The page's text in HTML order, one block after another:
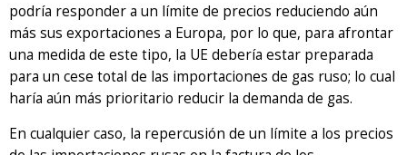
podría responder a un límite de precios reduciendo aún
más sus exportaciones a Europa, por lo que, para afrontar
una medida de este tipo, la UE debería estar preparada
para un cese total de las importaciones de gas ruso; lo cual
haría aún más prioritario reducir la demanda de gas.
En cualquier caso, la repercusión de un límite a los precios